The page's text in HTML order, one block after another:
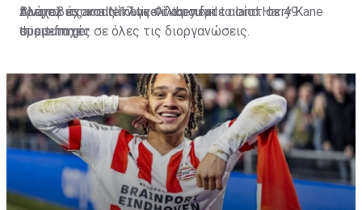
Βλάχοβιτς και Νίκλας Φίλκρουγκ.
τρεμπλ έχοντας 17 γκολ και πέντε ασίστ σε 49
συμμετοχές σε όλες τις διοργανώσεις.
Alvarez as an alternative if they fail to land Harry Kane
this summer.
— Ekrem KONUR (@Ekremkonur)July 15, 2023
sport-fm.gr